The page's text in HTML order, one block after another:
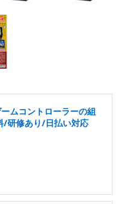
ムコントローラーの組
/研修あり/日払い対応